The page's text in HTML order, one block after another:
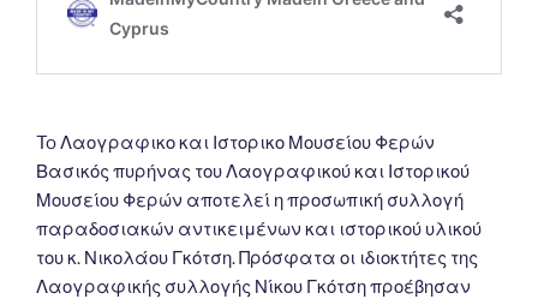
To Λαογραφικο και Ιστορικο Μουσείου Φερών
Βασικός πυρήνας του Λαογραφικού και Ιστορικού
Μουσείου Φερών αποτελεί η προσωπική συλλογή
παραδοσιακών αντικειμένων και ιστορικού υλικού
του κ. Νικολάου Γκότση. Πρόσφατα οι ιδιοκτήτες της
Λαογραφικής συλλογής Νίκου Γκότση προέβησαν